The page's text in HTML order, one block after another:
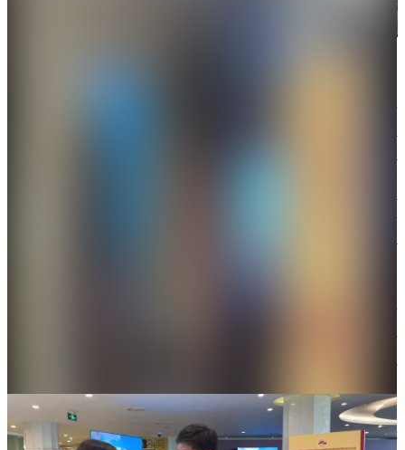
（大公文匯網 記者 凱雷、羅洪嘯、實習記者黃佳賢
北京報道）在九三閱兵即將拉開帷幕之時，記者於新
聞中心偶遇了來自台灣中天電視台的記者何橞瑢。何
橞瑢憑藉其真實質朴、克制理性且毫無濾鏡修飾的報
道風格，在網絡上迅速走紅，被內地網友親昵地喚作
「中天小姐姐」。被問到閱兵最期待什麼環節時，何
觀看。中天人必須有中天的風格，就是無濾鏡最真
實，整體去做還原。我也做了功課，看過前幾屆閱兵
的影像，閱兵行程其實是蠻緊湊的，那必須是目不轉
睛的。」
「中天小姐姐」此前曾拍攝並發布了一段21分鐘的長